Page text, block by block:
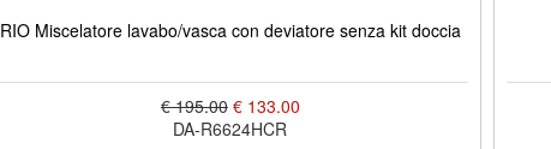
RIO Miscelatore lavabo/vasca con deviatore senza kit doccia
€ 195.00 € 133.00
DA-R6624HCR